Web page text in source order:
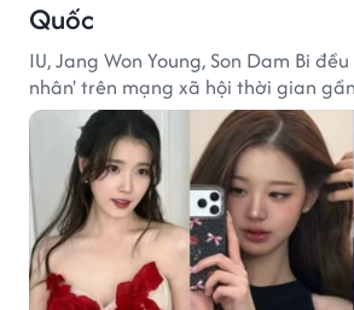
Quốc
IU, Jang Won Young, Son Dam Bi
nhân' trên mạng xã hội thời gian